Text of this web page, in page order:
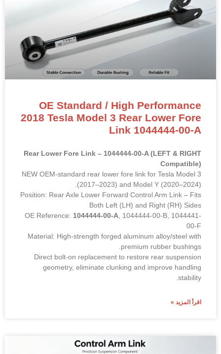
OE Standard / High Performance
2018 Tesla Model 3 Rear Lower Fore
Link 1044444-00-A
Rear Lower Fore Link – 1044444-00-A (LEFT & RIGHT
Compatible)
NEW OEM-standard rear lower fore link for Tesla Model 3
(2017–2023) and Model Y (2020–2024).
Position: Rear Axle Lower Forward Control Arm Link – Fits
Both Left (LH) and Right (RH) Sides
OE Reference: 1044444-00-A , 1044444-00-B, 1044441-
00-F
Material: High-strength forged aluminum alloy/steel with
premium rubber bushings.
Direct bolt-on replacement to restore rear suspension
geometry, eliminate clunking and improve handling
stability.
اقرأ المزيد »